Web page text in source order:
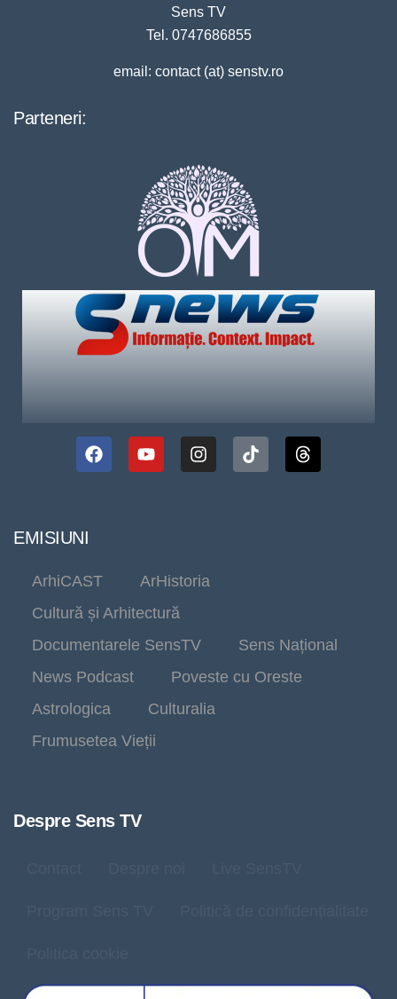
Sens TV
Tel. 0747686855
email: contact (at) senstv.ro
Parteneri:
EMISIUNI
ArhiCAST
ArHistoria
Cultură și Arhitectură
Documentarele SensTV
Sens Național
News Podcast
Poveste cu Oreste
Astrologica
Culturalia
Frumusetea Vieții
Despre Sens TV